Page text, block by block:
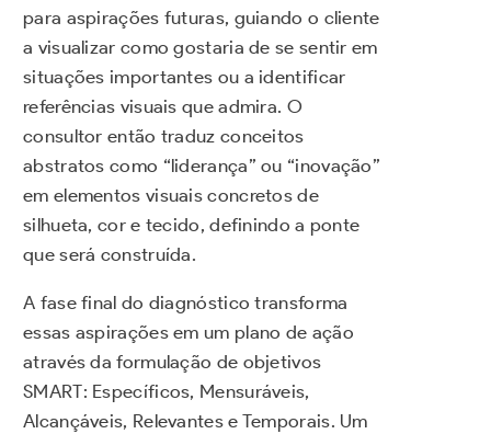
para aspirações futuras, guiando o cliente
a visualizar como gostaria de se sentir em
situações importantes ou a identificar
referências visuais que admira. O
consultor então traduz conceitos
abstratos como “liderança” ou “inovação”
em elementos visuais concretos de
silhueta, cor e tecido, definindo a ponte
que será construída.
A fase final do diagnóstico transforma
essas aspirações em um plano de ação
através da formulação de objetivos
SMART: Específicos, Mensuráveis,
Alcançáveis, Relevantes e Temporais. Um